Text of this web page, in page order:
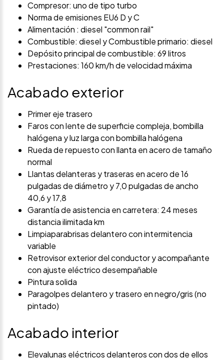
Compresor: uno de tipo turbo
Norma de emisiones EU6 D y C
Alimentación : diesel "common rail"
Combustible: diesel y Combustible primario: diesel
Depósito principal de combustible: 69 litros
Prestaciones: 160 km/h de velocidad máxima
Acabado exterior
Primer eje trasero
Faros con lente de superficie compleja, bombilla
halógena y luz larga con bombilla halógena
Rueda de repuesto con llanta en acero de tamaño
normal
Llantas delanteras y traseras en acero de 16
pulgadas de diámetro y 7,0 pulgadas de ancho
40,6 y 17,8
Garantía de asistencia en carretera: 24 meses
distancia ilimitada km
Limpiaparabrisas delantero con intermitencia
variable
Retrovisor exterior del conductor y acompañante
con ajuste eléctrico desempañable
Pintura solida
Paragolpes delantero y trasero en negro/gris (no
pintado)
Acabado interior
Elevalunas eléctricos delanteros con dos de ellos